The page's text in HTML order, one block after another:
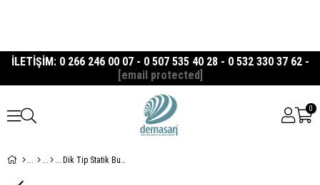
İLETİŞİM: 0 266 246 00 07 - 0 507 535 40 28 - 0 532 330 37 62 -
[email protected]
0
Dik Tip Statik Buzdolabı Tek Kapılı